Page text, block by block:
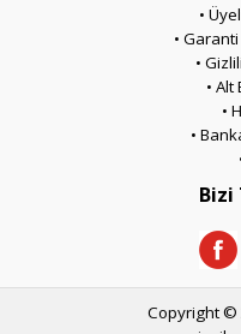
•
•
•
• Alt
•
•
Bizi
Copyright ©